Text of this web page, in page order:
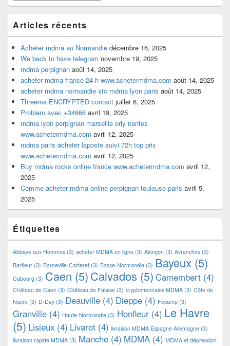
Articles récents
Acheter mdma au Normandie décembre 16, 2025
We back to have telegram novembre 19, 2025
mdma perpignan août 14, 2025
acheter mdma france 24 h www.achetermdma.com août 14, 2025
acheter mdma normandie xtc mdma lyon paris août 14, 2025
Threema ENCRYPTED contact juillet 6, 2025
Problem avec +34666 avril 19, 2025
mdma lyon perpignan marseille orly nantes
www.achetermdma.com avril 12, 2025
mdma paris acheter laposte suivi 72h top prix
www.achetermdma.com avril 12, 2025
Buy mdma rocks online france www.achetermdma.com avril 12,
2025
Comme acheter mdma online perpignan toulouse paris avril 5,
2025
Étiquettes
Abbaye aux Hommes (3) acheter MDMA en ligne (3) Alençon (3) Avranches (3)
Barfleur (3) Barneville-Carteret (3) Basse-Normandie (3) Bayeux (5)
Cabourg (3) Caen (5)Calvados (5) Camembert (4)
Château de Caen (3) Château de Falaise (3) cryptomonnaies MDMA (3) Côte de
Nacre (3) D-Day (3) Deauville (4) Dieppe (4) Fécamp (3)
Granville (4) Haute-Normandie (3) Honfleur (4) Le Havre
(5) Lisieux (4) Livarot (4) livraison MDMA Espagne Allemagne (3)
livraison rapide MDMA (3) Manche (4) MDMA (4) MDMA et dépression